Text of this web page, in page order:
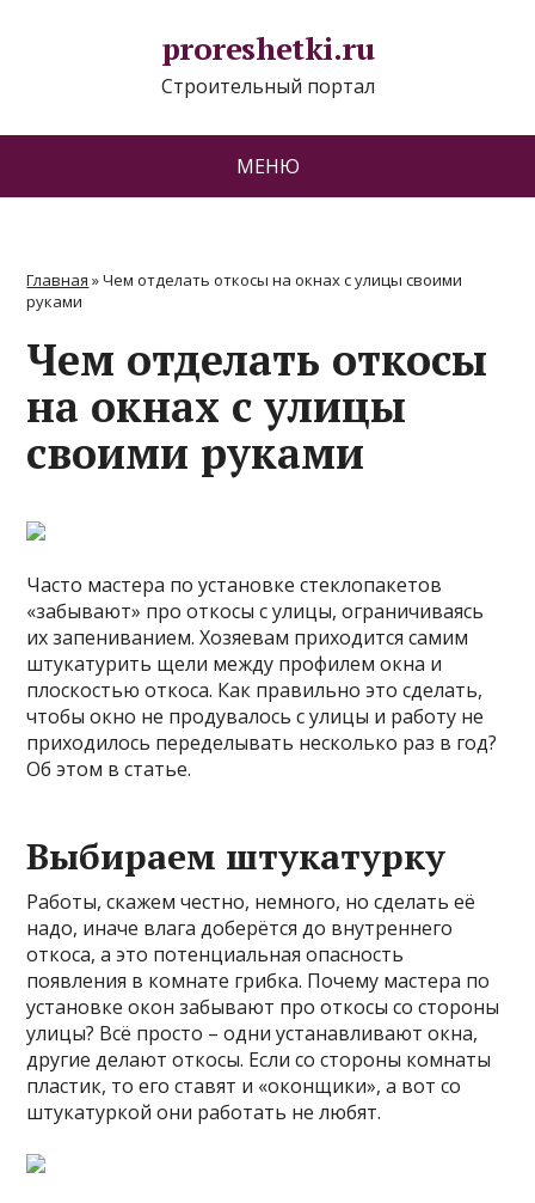
proreshetki.ru
Строительный портал
МЕНЮ
Главная »Чем отделать откосы на окнах с улицы своими
руками
Чем отделать откосы
на окнах с улицы
своими руками
Часто мастера по установке стеклопакетов
«забывают» про откосы с улицы, ограничиваясь
их запениванием. Хозяевам приходится самим
штукатурить щели между профилем окна и
плоскостью откоса. Как правильно это сделать,
чтобы окно не продувалось с улицы и работу не
приходилось переделывать несколько раз в год?
Об этом в статье.
Выбираем штукатурку
Работы, скажем честно, немного, но сделать её
надо, иначе влага доберётся до внутреннего
откоса, а это потенциальная опасность
появления в комнате грибка. Почему мастера по
установке окон забывают про откосы со стороны
улицы? Всё просто – одни устанавливают окна,
другие делают откосы. Если со стороны комнаты
пластик, то его ставят и «оконщики», а вот со
штукатуркой они работать не любят.